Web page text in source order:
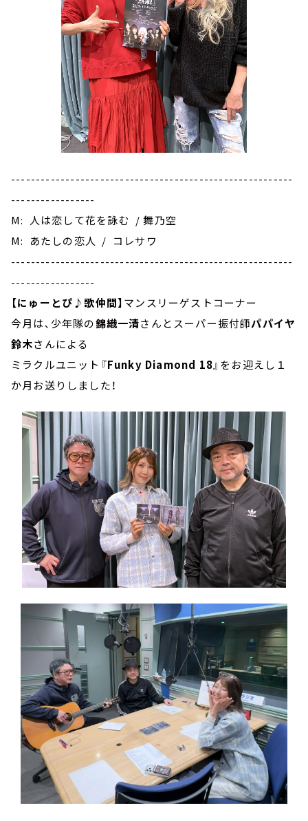
---------------------------------------------------------
-----------------
M: 人は恋して花を詠む / 舞乃空
M: あたしの恋人 / コレサワ
---------------------------------------------------------
-----------------
【にゅーとぴ♪歌仲間】マンスリーゲストコーナー
今月は､少年隊の錦織一清さんとスーパー振付師パパイヤ
鈴木さんによる
ミラクルユニット『Funky Diamond 18』をお迎えし１
か月お送りしました！